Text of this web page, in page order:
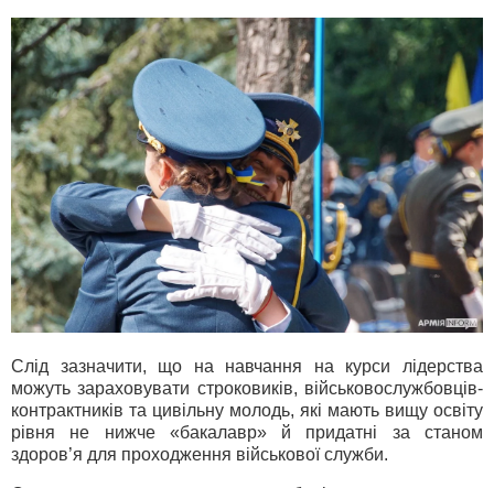
Слід зазначити, що на навчання на курси лідерства
можуть зараховувати строковиків, військовослужбовців-
контрактників та цивільну молодь, які мають вищу освіту
рівня не нижче «бакалавр» й придатні за станом
здоров’я для проходження військової служби.